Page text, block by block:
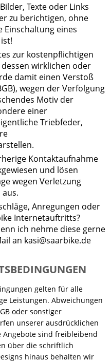
Texte oder Links
zu berichtigen, ohne
Einschaltung eines
zur kostenpflichtigen
wirklichen oder
damit einen Verstoß
wegen der Verfolgung
Motiv der
einer
Triebfeder,
Kontaktaufnahme
und lösen
wegen Verletzung
Anregungen oder
Internetauftritts?
ich nehme diese gerne
an kasi@saarbike.de
gelten für alle
Leistungen. Abweichungen
oder sonstiger
unserer ausdrücklichen
sind freibleibend
über die schriftlich
hinaus behalten wir